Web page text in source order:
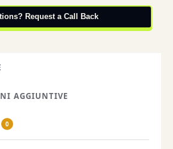
Request a Call Back
AGGIUNTIVE
0